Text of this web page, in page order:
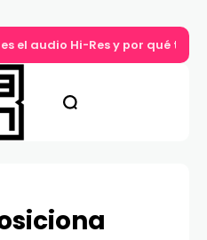
es el audio Hi-Res y por qué tu